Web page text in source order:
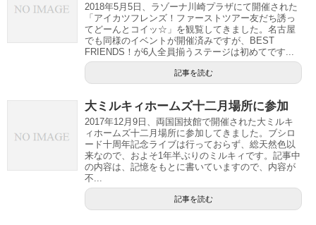
2018年5月5日、ラゾーナ川崎プラザにて開催された
「アイカツフレンズ！ファーストツアー友だち誘っ
てどーんとコイッ☆」を観覧してきました。名古屋
でも同様のイベントが開催済みですが、BEST
FRIENDS！が6人全員揃うステージは初めてです...
記事を読む
大ミルキィホームズ十二月場所に参加
2017年12月9日、両国国技館で開催された大ミルキ
ィホームズ十二月場所に参加してきました。ブシロ
ード十周年記念ライブは行っておらず、総天然色以
来なので、およそ1年半ぶりのミルキィです。記事中
の内容は、記憶をもとに書いていますので、内容が
不...
記事を読む